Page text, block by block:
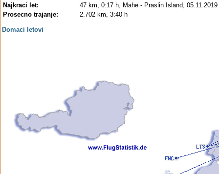
Najkraci let:
47 km, 0:17 h, Mahe - Praslin Island, 05.11.2019
Prosecno trajanje:
2.702 km, 3:40 h
Domaci letovi